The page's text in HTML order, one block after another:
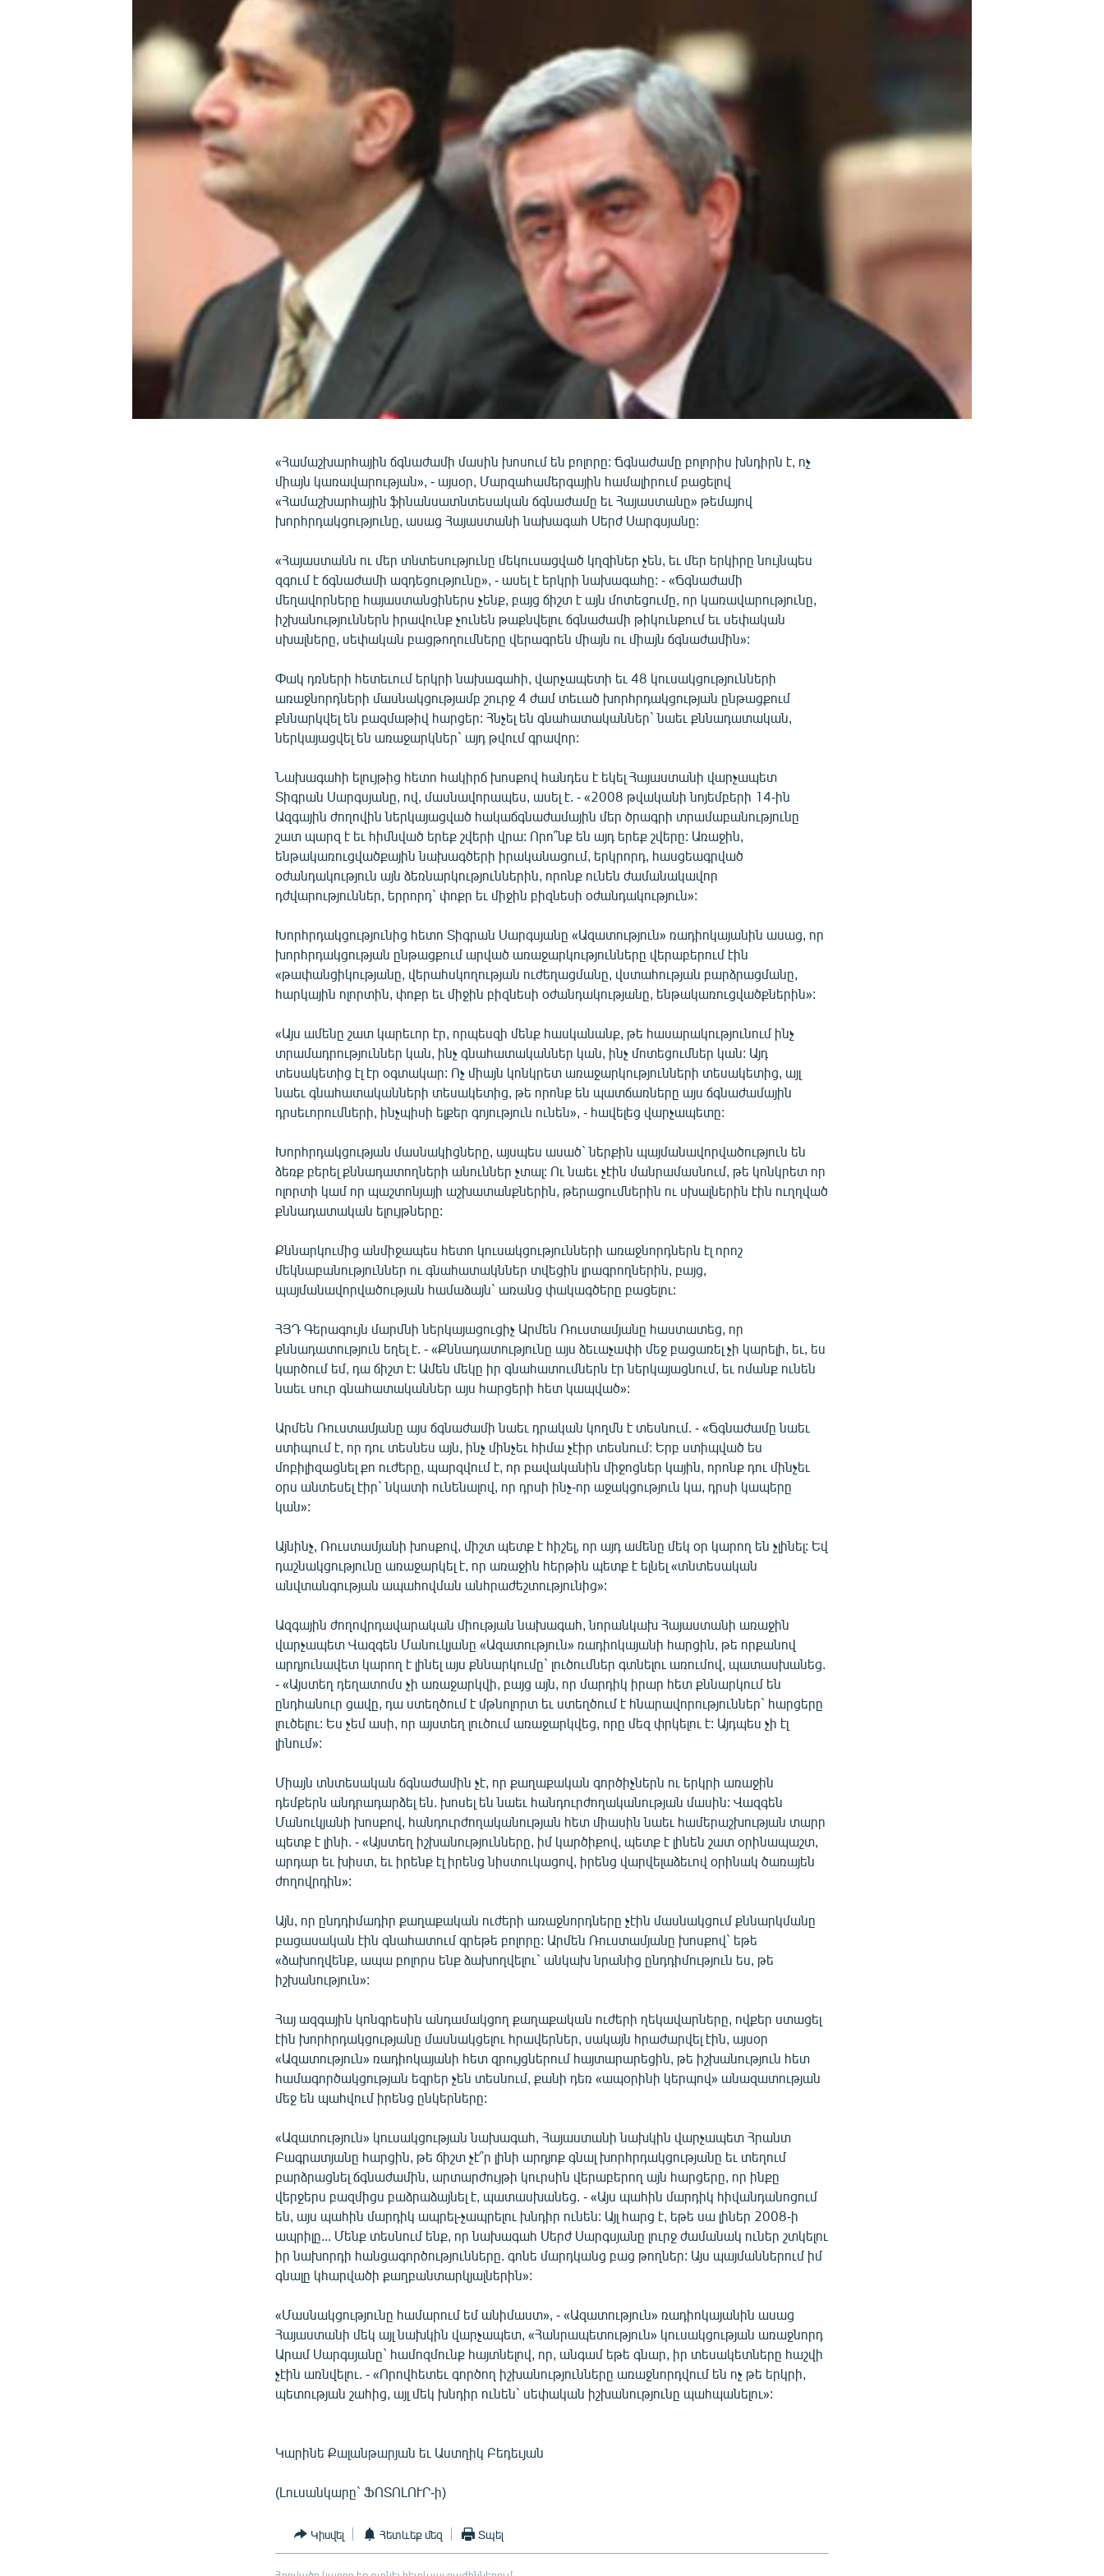
«Համաշխարհային ճգնաժամի մասին խոսում են բոլորը: Ճգնաժամը բոլորիս խնդիրն է, ոչ
միայն կառավարության», - այսօր, Մարզահամերգային համալիրում բացելով
«Համաշխարհային ֆինանսատնտեսական ճգնաժամը եւ Հայաստանը» թեմայով
խորհրդակցությունը, ասաց Հայաստանի նախագահ Սերժ Սարգսյանը:
«Հայաստանն ու մեր տնտեսությունը մեկուսացված կղզիներ չեն, եւ մեր երկիրը նույնպես
զգում է ճգնաժամի ազդեցությունը», - ասել է երկրի նախագահը: - «Ճգնաժամի
մեղավորները հայաստանցիներս չենք, բայց ճիշտ է այն մոտեցումը, որ կառավարությունը,
իշխանություններն իրավունք չունեն թաքնվելու ճգնաժամի թիկունքում եւ սեփական
սխալները, սեփական բացթողումները վերագրեն միայն ու միայն ճգնաժամին»:
Փակ դռների հետեւում երկրի նախագահի, վարչապետի եւ 48 կուսակցությունների
առաջնորդների մասնակցությամբ շուրջ 4 ժամ տեւած խորհրդակցության ընթացքում
քննարկվել են բազմաթիվ հարցեր: Հնչել են գնահատականներ` նաեւ քննադատական,
ներկայացվել են առաջարկներ` այդ թվում գրավոր:
Նախագահի ելույթից հետո հակիրճ խոսքով հանդես է եկել Հայաստանի վարչապետ
Տիգրան Սարգսյանը, ով, մասնավորապես, ասել է. - «2008 թվականի նոյեմբերի 14-ին
Ազգային ժողովին ներկայացված հակաճգնաժամային մեր ծրագրի տրամաբանությունը
շատ պարզ է եւ հիմնված երեք շվերի վրա: Որո՞նք են այդ երեք շվերը: Առաջին,
ենթակառուցվածքային նախագծերի իրականացում, երկրորդ, հասցեագրված
օժանդակություն այն ձեռնարկություններին, որոնք ունեն ժամանակավոր
դժվարություններ, երրորդ` փոքր եւ միջին բիզնեսի օժանդակություն»:
Խորհրդակցությունից հետո Տիգրան Սարգսյանը «Ազատություն» ռադիոկայանին ասաց, որ
խորհրդակցության ընթացքում արված առաջարկությունները վերաբերում էին
«թափանցիկությանը, վերահսկողության ուժեղացմանը, վստահության բարձրացմանը,
հարկային ոլորտին, փոքր եւ միջին բիզնեսի օժանդակությանը, ենթակառուցվածքներին»:
«Այս ամենը շատ կարեւոր էր, որպեսզի մենք հասկանանք, թե հասարակությունում ինչ
տրամադրություններ կան, ինչ գնահատականներ կան, ինչ մոտեցումներ կան: Այդ
տեսակետից էլ էր օգտակար: Ոչ միայն կոնկրետ առաջարկությունների տեսակետից, այլ
նաեւ գնահատականների տեսակետից, թե որոնք են պատճառները այս ճգնաժամային
դրսեւորումների, ինչպիսի ելքեր գոյություն ունեն», - հավելեց վարչապետը:
Խորհրդակցության մասնակիցները, այսպես ասած` ներքին պայմանավորվածություն են
ձեռք բերել քննադատողների անուններ չտալ: Ու նաեւ չէին մանրամասնում, թե կոնկրետ որ
ոլորտի կամ որ պաշտոնյայի աշխատանքներին, թերացումներին ու սխալներին էին ուղղված
քննադատական ելույթները:
Քննարկումից անմիջապես հետո կուսակցությունների առաջնորդներն էլ որոշ
մեկնաբանություններ ու գնահատակններ տվեցին լրագրողներին, բայց,
պայմանավորվածության համաձայն` առանց փակագծերը բացելու:
ՀՅԴ Գերագույն մարմնի ներկայացուցիչ Արմեն Ռուստամյանը հաստատեց, որ
քննադատություն եղել է. - «Քննադատությունը այս ձեւաչափի մեջ բացառել չի կարելի, եւ, ես
կարծում եմ, դա ճիշտ է: Ամեն մեկը իր գնահատումներն էր ներկայացնում, եւ ոմանք ունեն
նաեւ սուր գնահատականներ այս հարցերի հետ կապված»:
Արմեն Ռուստամյանը այս ճգնաժամի նաեւ դրական կողմն է տեսնում. - «Ճգնաժամը նաեւ
ստիպում է, որ դու տեսնես այն, ինչ մինչեւ հիմա չէիր տեսնում: Երբ ստիպված ես
մոբիլիզացնել քո ուժերը, պարզվում է, որ բավականին միջոցներ կային, որոնք դու մինչեւ
օրս անտեսել էիր` նկատի ունենալով, որ դրսի ինչ-որ աջակցություն կա, դրսի կապերը
կան»:
Այնինչ, Ռուստամյանի խոսքով, միշտ պետք է հիշել, որ այդ ամենը մեկ օր կարող են չլինել: Եվ
դաշնակցությունը առաջարկել է, որ առաջին հերթին պետք է ելնել «տնտեսական
անվտանգության ապահովման անհրաժեշտությունից»:
Ազգային ժողովրդավարական միության նախագահ, նորանկախ Հայաստանի առաջին
վարչապետ Վազգեն Մանուկյանը «Ազատություն» ռադիոկայանի հարցին, թե որքանով
արդյունավետ կարող է լինել այս քննարկումը` լուծումներ գտնելու առումով, պատասխանեց.
- «Այստեղ դեղատոմս չի առաջարկվի, բայց այն, որ մարդիկ իրար հետ քննարկում են
ընդհանուր ցավը, դա ստեղծում է մթնոլորտ եւ ստեղծում է հնարավորություններ` հարցերը
լուծելու: Ես չեմ ասի, որ այստեղ լուծում առաջարկվեց, որը մեզ փրկելու է: Այդպես չի էլ
լինում»:
Միայն տնտեսական ճգնաժամին չէ, որ քաղաքական գործիչներն ու երկրի առաջին
դեմքերն անդրադարձել են. խոսել են նաեւ հանդուրժողականության մասին: Վազգեն
Մանուկյանի խոսքով, հանդուրժողականության հետ միասին նաեւ համերաշխության տարր
պետք է լինի. - «Այստեղ իշխանությունները, իմ կարծիքով, պետք է լինեն շատ օրինապաշտ,
արդար եւ խիստ, եւ իրենք էլ իրենց նիստուկացով, իրենց վարվելաձեւով օրինակ ծառայեն
ժողովրդին»:
Այն, որ ընդդիմադիր քաղաքական ուժերի առաջնորդները չէին մասնակցում քննարկմանը
բացասական էին գնահատում գրեթե բոլորը: Արմեն Ռուստամյանը խոսքով` եթե
«ձախողվենք, ապա բոլորս ենք ձախողվելու` անկախ նրանից ընդդիմություն ես, թե
իշխանություն»:
Հայ ազգային կոնգրեսին անդամակցող քաղաքական ուժերի ղեկավարները, ովքեր ստացել
էին խորհրդակցությանը մասնակցելու հրավերներ, սակայն հրաժարվել էին, այսօր
«Ազատություն» ռադիոկայանի հետ զրույցներում հայտարարեցին, թե իշխանություն հետ
համագործակցության եզրեր չեն տեսնում, քանի դեռ «ապօրինի կերպով» անազատության
մեջ են պահվում իրենց ընկերները:
«Ազատություն» կուսակցության նախագահ, Հայաստանի նախկին վարչապետ Հրանտ
Բագրատյանը հարցին, թե ճիշտ չէ՞ր լինի արդյոք գնալ խորհրդակցությանը եւ տեղում
բարձրացնել ճգնաժամին, արտարժույթի կուրսին վերաբերող այն հարցերը, որ ինքը
վերջերս բազմիցս բաձրաձայնել է, պատասխանեց. - «Այս պահին մարդիկ հիվանդանոցում
են, այս պահին մարդիկ ապրել-չապրելու խնդիր ունեն: Այլ հարց է, եթե սա լիներ 2008-ի
ապրիլը... Մենք տեսնում ենք, որ նախագահ Սերժ Սարգսյանը լուրջ ժամանակ ուներ շտկելու
իր նախորդի հանցագործությունները. գոնե մարդկանց բաց թողներ: Այս պայմաններում իմ
գնալը կհարվածի քաղբանտարկյալներին»:
«Մասնակցությունը համարում եմ անիմաստ», - «Ազատություն» ռադիոկայանին ասաց
Հայաստանի մեկ այլ նախկին վարչապետ, «Հանրապետություն» կուսակցության առաջնորդ
Արամ Սարգսյանը` համոզմունք հայտնելով, որ, անգամ եթե գնար, իր տեսակետները հաշվի
չէին առնվելու. - «Որովհետեւ գործող իշխանությունները առաջնորդվում են ոչ թե երկրի,
պետության շահից, այլ մեկ խնդիր ունեն` սեփական իշխանությունը պահպանելու»:
Կարինե Քալանթարյան եւ Աստղիկ Բեդեւյան
(Լուսանկարը` ՖՈՏՈԼՈՒՐ-ի)
Կիսվել Հետևեք մեզ Տպել